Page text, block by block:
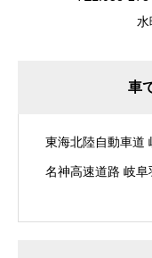
水
車
東海北陸自動車道
名神高速道路 岐